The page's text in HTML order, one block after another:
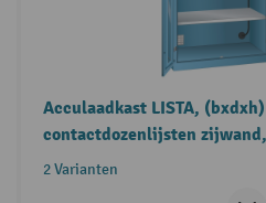
Acculaadkast LISTA,
contactdozenlijsten
2 Varianten